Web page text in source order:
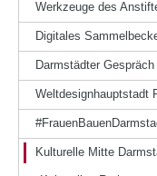
Werkzeuge des
Digitales
Darmstädter Gespräch
Weltdesignhauptstadt
Kulturelle Mitte